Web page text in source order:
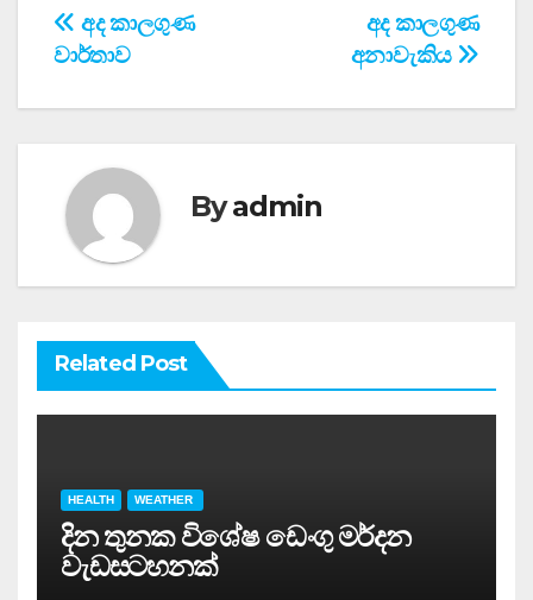
Post
අද කාලගුණ
අනාවැකිය
අද කාලගුණ
වාර්තාව
Byadmin
Related Post
HEALTH WEATHER
දින තුනක විශේෂ ඩෙංගු මර්දන
වැඩසටහනක්